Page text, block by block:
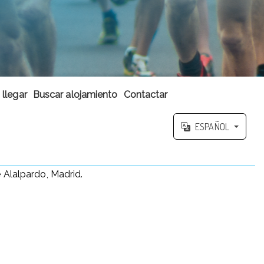
llegar Buscar alojamiento Contactar
ESPAÑOL
Madrid.